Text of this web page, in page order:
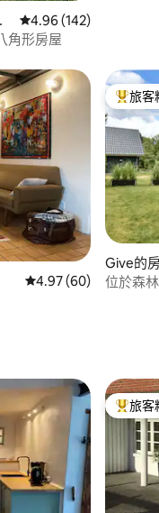
從 142 則評價中獲得
4.96 (142)
角形房屋
5 分）
從 60 則評價中獲得
4.97 (60)
旅客精
旅客
Give的
位於森
旅客精
旅客